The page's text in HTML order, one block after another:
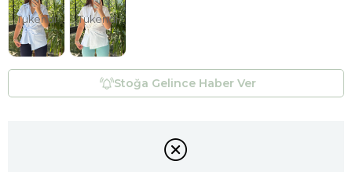
Tükendi Tükendi
Stoğa Gelince Haber Ver